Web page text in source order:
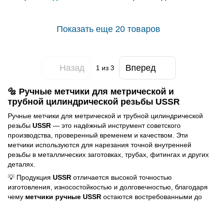
Показать еще 20 товаров
Назад 1 из 3 Вперед
🔩 Ручные метчики для метрической и
трубной цилиндрической резьбы USSR
Ручные метчики для метрической и трубной цилиндрической
резьбы USSR — это надёжный инструмент советского
производства, проверенный временем и качеством. Эти
метчики используются для нарезания точной внутренней
резьбы в металлических заготовках, трубах, фитингах и других
деталях.
💡 Продукция USSR отличается высокой точностью
изготовления, износостойкостью и долговечностью, благодаря
чему метчики ручные USSR остаются востребованными до